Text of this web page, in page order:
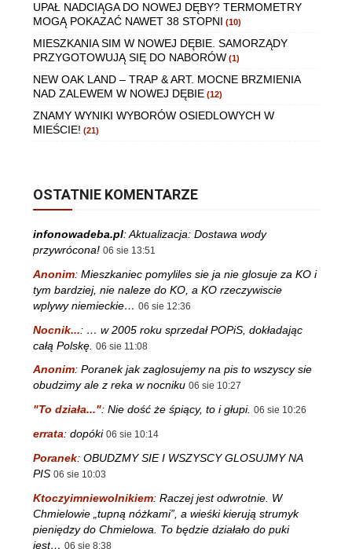
UPAŁ NADCIĄGA DO NOWEJ DĘBY? TERMOMETRY
MOGĄ POKAZAĆ NAWET 38 STOPNI (10)
MIESZKANIA SIM W NOWEJ DĘBIE. SAMORZĄDY
PRZYGOTOWUJĄ SIĘ DO NABORÓW (1)
NEW OAK LAND – TRAP & ART. MOCNE BRZMIENIA
NAD ZALEWEM W NOWEJ DĘBIE (12)
ZNAMY WYNIKI WYBORÓW OSIEDLOWYCH W
MIEŚCIE! (21)
OSTATNIE KOMENTARZE
infonowadeba.pl:Aktualizacja: Dostawa wody
przywrócona! 06 sie 13:51
Anonim: Mieszkaniec pomyliles sie ja nie glosuje za KO i
tym bardziej, nie naleze do KO, a KO rzeczywiscie
wplywy niemieckie… 06 sie 12:36
Nocnik...: … w 2005 roku sprzedał POPiS, dokładając
całą Polskę. 06 sie 11:08
Anonim: Poranek jak zaglosujemy na pis to wszyscy sie
obudzimy ale z reka w nocniku 06 sie 10:27
"To działa...": Nie dość że śpiący, to i głupi. 06 sie 10:26
errata: dopóki 06 sie 10:14
Poranek: OBUDZMY SIE I WSZYSCY GLOSUJMY NA
PIS 06 sie 10:03
Ktoczyimniewolnikiem: Raczej jest odwrotnie. W
Chmielowie „tupną nóżkami”, a wieśki kierują strumyk
pieniędzy do Chmielowa. To będzie działało do puki
jest… 06 sie 8:38